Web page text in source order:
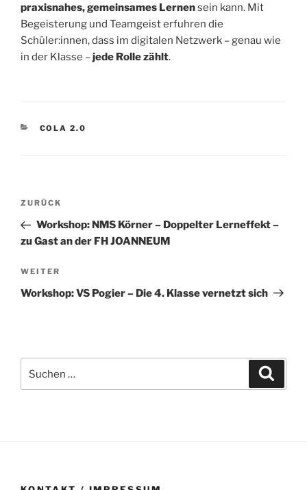
praxisnahes, gemeinsames Lernensein kann. Mit
Begeisterung und Teamgeist erfuhren die
Schüler:innen, dass im digitalen Netzwerk – genau wie
in der Klasse –jede Rolle zählt.
KATEGORIEN
COLA 2.0
Beitragsnavigation
Vorheriger
Beitrag
ZURÜCK
Workshop: NMS Körner – Doppelter Lerneffekt –
zu Gast an der FH JOANNEUM
Nächster
Beitrag
WEITER
Workshop: VS Pogier – Die 4. Klasse vernetzt sich
nach: